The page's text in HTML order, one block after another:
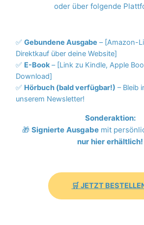
oder über folgende
✅ Gebundene Ausgabe – [Amazon-
Direktkauf über deine Website]
✅ E-Book– [Link zu Kindle, Apple
Download]
✅ Hörbuch (bald verfügbar!) – Bleib
unserem Newsletter!
Sonderaktion:
🎁 Signierte Ausgabemit
nur hier erhältlich!
🛒 JETZT